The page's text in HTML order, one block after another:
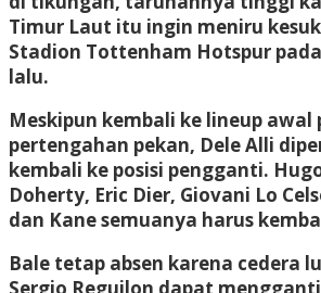
Timur Laut itu ingin meniru
Stadion Tottenham Hotspur
lalu.
Meskipun kembali ke lineup awal
pertengahan pekan, Dele Alli
kembali ke posisi pengganti.
Doherty, Eric Dier, Giovani Lo
dan Kane semuanya harus
Bale tetap absen karena cedera
Sergio Reguilon dapat